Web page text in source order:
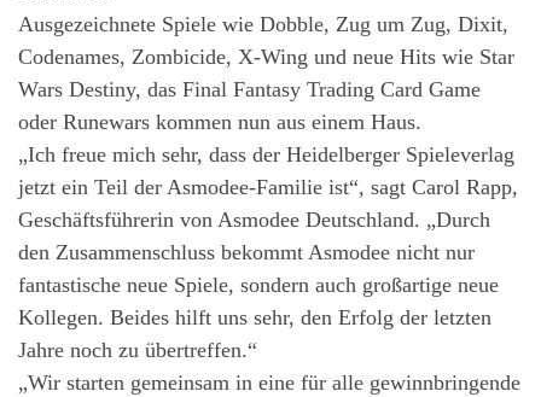
Ausgezeichnete Spiele wie Dobble, Zug um Zug, Dixit,
Codenames, Zombicide, X-Wing und neue Hits wie Star
Wars Destiny, das Final Fantasy Trading Card Game
oder Runewars kommen nun aus einem Haus.
„Ich freue mich sehr, dass der Heidelberger Spieleverlag
jetzt ein Teil der Asmodee-Familie ist“, sagt Carol Rapp,
Geschäftsführerin von Asmodee Deutschland. „Durch
den Zusammenschluss bekommt Asmodee nicht nur
fantastische neue Spiele, sondern auch großartige neue
Kollegen. Beides hilft uns sehr, den Erfolg der letzten
Jahre noch zu übertreffen.“
„Wir starten gemeinsam in eine für alle gewinnbringende